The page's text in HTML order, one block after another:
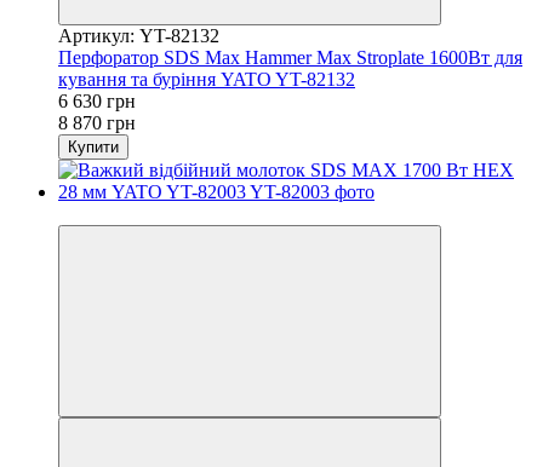
Артикул: YT-82132
Перфоратор SDS Max Hammer Max Stroplate 1600Вт для
кування та буріння YATO YT-82132
6 630 грн
8 870 грн
Купити